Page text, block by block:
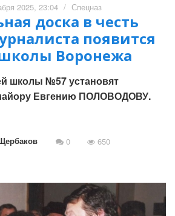
2025, 23:04 / Спецназ
доска в честь
появится
Воронежа
школы №57 установят
Евгению ПОЛОВОДОВУ.
0 650